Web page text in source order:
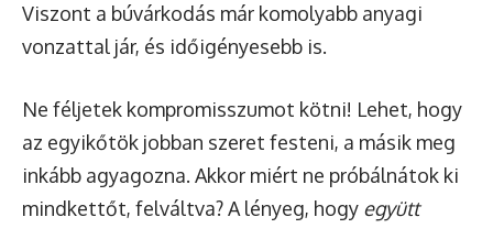
Viszont a búvárkodás már komolyabb anyagi
vonzattal jár, és időigényesebb is.
Ne féljetek kompromisszumot kötni! Lehet, hogy
az egyikőtök jobban szeret festeni, a másik meg
inkább agyagozna. Akkor miért ne próbálnátok ki
mindkettőt, felváltva? A lényeg, hogy együtt